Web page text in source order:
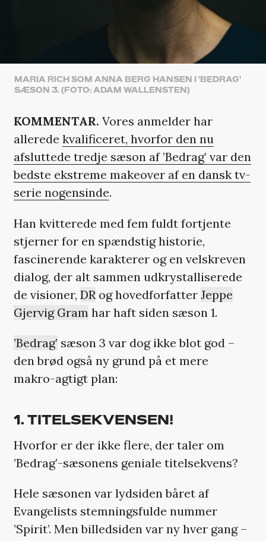
MARIA RICH SOM ANNA BERG HANSEN I 'BEDRAG'
SÆSON 3. (FOTO: ADAM WALLENSTEN)
KOMMENTAR. Vores anmelder har
allerede kvalificeret, hvorfor den nu
afsluttede tredje sæson af ’Bedrag’ var den
bedste ekstreme makeover af en dansk tv-
serie nogensinde.
Han kvitterede med fem fuldt fortjente
stjerner for en spændstig historie,
fascinerende karakterer og en velskreven
dialog, der alt sammen udkrystalliserede
de visioner, DR og hovedforfatter Jeppe
Gjervig Gram har haft siden sæson 1.
’Bedrag’ sæson 3 var dog ikke blot god –
den brød også ny grund på et mere
makro-agtigt plan:
1. TITELSEKVENSEN!
Hvorfor er der ikke flere, der taler om
’Bedrag’-sæsonens geniale titelsekvens?
Hele sæsonen var lydsiden båret af
Evangelists stemningsfulde nummer
’Spirit’. Men billedsiden var ny hver gang –